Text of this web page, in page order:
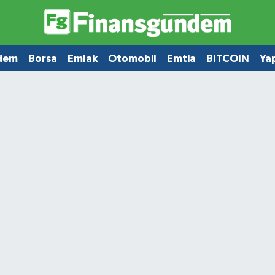
Borsa Emlak Otomobil Emtia BITCOIN